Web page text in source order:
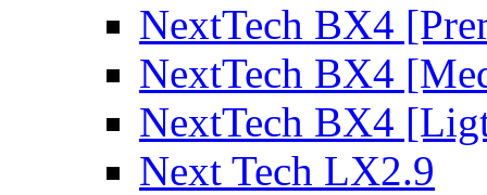
NextTech BX4
NextTech BX4
NextTech BX4
Next Tech LX2.9